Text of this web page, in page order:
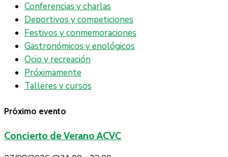
Conferencias y charlas
Deportivos y competiciones
Festivos y conmemoraciones
Gastronómicos y enológicos
Ocio y recreación
Próximamente
Talleres y cursos
Próximo evento
Concierto de Verano ACVC